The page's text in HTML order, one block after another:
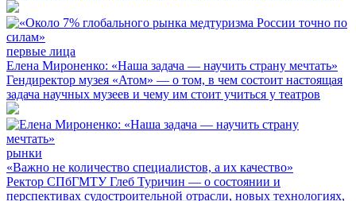
первые лица
Елена Мироненко: «Наша задача — научить страну мечтать»
Гендиректор музея «Атом» — о том, в чем состоит настоящая
задача научных музеев и чему им стоит учиться у театров
рынки
«Важно не количество специалистов, а их качество»
Ректор СПбГМТУ Глеб Туричин — о состоянии и
перспективах судостроительной отрасли, новых технологиях,